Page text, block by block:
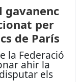
gavanenc
per
de París
la Federació
ahir la
els